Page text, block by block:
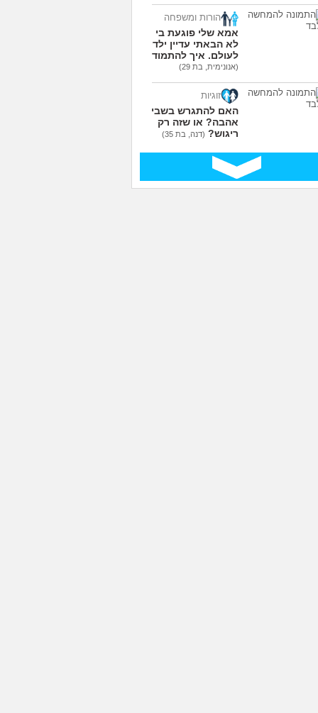
הורות ומשפחה
אמא שלי פוגעת בי כי
לא הבאתי עדיין ילדים
לעולם. איך להתמודד?
(אנונימית, בת 29)
זוגיות
האם להתגרש בשביל
אהבה? או שזה רק
ריגוש? (דנה, בת 35)